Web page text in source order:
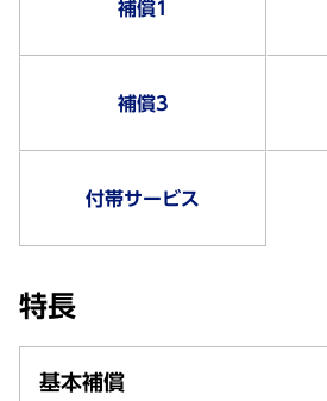
補償1
補償3
付帯サービス
特長
基本補償